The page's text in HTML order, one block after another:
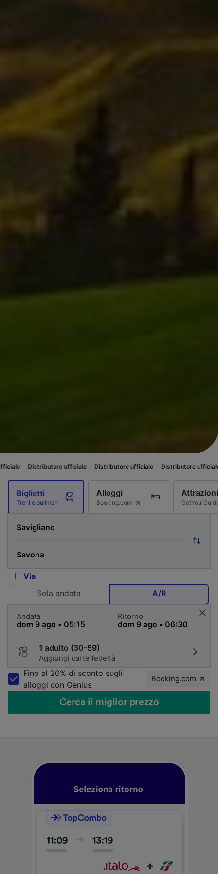
ufficiale Distributore ufficiale Distributore ufficiale
Biglietti
Treni e pullman
Alloggi
Booking.com
Attrazioni
Via
Sola andata
A/R
Andata Ritorno
1 adulto (30-59)
Aggiungi carte fedeltà
Fino al 20% di sconto sugli
alloggi con Genius
Booking.com
Cerca il miglior prezzo